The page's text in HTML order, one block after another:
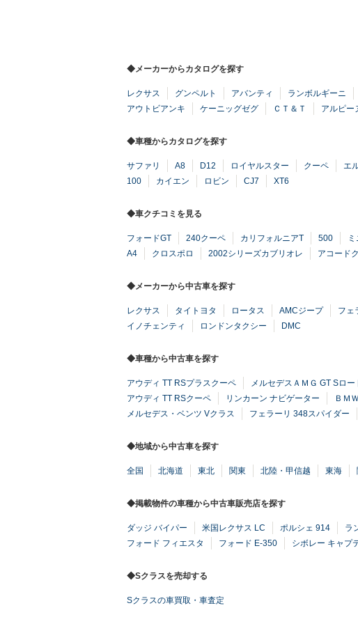
◆メーカーからカタログを探す
レクサス グンペルト アバンティ ランボルギーニ
アウトビアンキ
ケーニッグゼグ ＣＴ＆Ｔ アルピー
◆車種からカタログを探す
サファリ A8 D12 ロイヤルスター クーペ エ
100
カイエン ロビン CJ7 XT6
◆車クチコミを見る
フォードGT 240クーペ カリフォルニアT 500
A4
クロスポロ 2002シリーズカブリオレ アコード
◆メーカーから中古車を探す
レクサス タイトヨタ ロータス AMCジープ フェ
イノチェンティ
ロンドンタクシー DMC
◆車種から中古車を探す
アウディ TT RSプラスクーペ メルセデスＡＭＧ GT Sロー
アウディ TT RSクーペ
リンカーン ナビゲーター ＢＭ
メルセデス・ベンツ Vクラス
フェラーリ 348スパイダー
◆地域から中古車を探す
全国 北海道 東北 関東 北陸・甲信越 東海
◆掲載物件の車種から中古車販売店を探す
ダッジ バイパー 米国レクサス LC ポルシェ 914 ラ
フォード フィエスタ
フォード E-350 シボレー キャプ
◆Sクラスを売却する
Sクラスの車買取・車査定